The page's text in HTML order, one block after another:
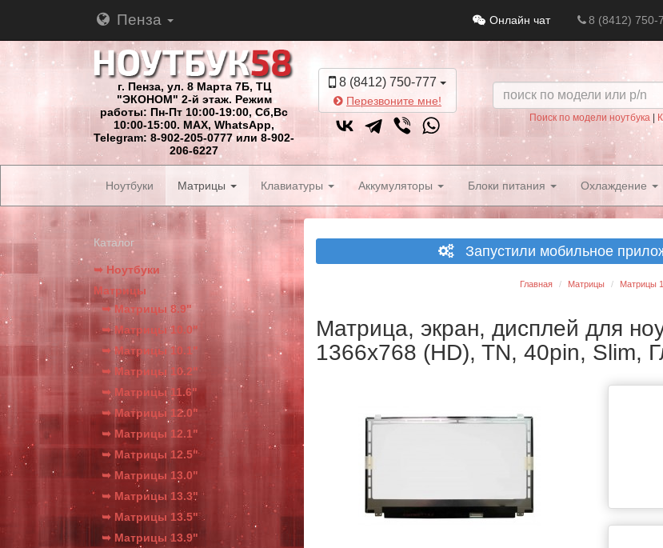
Пенза Онлайн чат 8 (8412) 750-
г. Пенза, ул. 8 Марта 7Б, ТЦ
"ЭКОНОМ" 2-й этаж. Режим
работы: Пн-Пт 10:00-19:00, Сб,Вс
10:00-15:00. MAX, WhatsApp,
Telegram: 8-902-205-0777 или 8-902-
206-6227
8 (8412) 750-777
Перезвоните мне!
Поиск по модели ноутбука|
Ноутбуки Матрицы Клавиатуры Аккумуляторы Блоки питания Охлаждение
Каталог
➥ Ноутбуки
Матрицы
➥ Матрицы 8.9"
➥ Матрицы 10.0"
➥ Матрицы 10.1"
➥ Матрицы 10.2"
➥ Матрицы 11.6"
➥ Матрицы 12.0"
➥ Матрицы 12.1"
➥ Матрицы 12.5"
➥ Матрицы 13.0"
➥ Матрицы 13.3"
➥ Матрицы 13.5"
➥ Матрицы 13.9"
Запустили мобильное
Главная Матрицы Матрицы
Матрица, экран, дисплей для
1366x768 (HD), TN, 40pin, Slim,